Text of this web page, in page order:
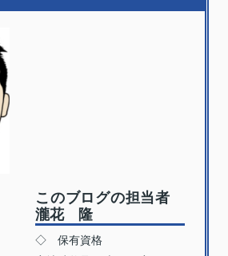
このブログの担当者
瀧花 隆
◇ 保有資格